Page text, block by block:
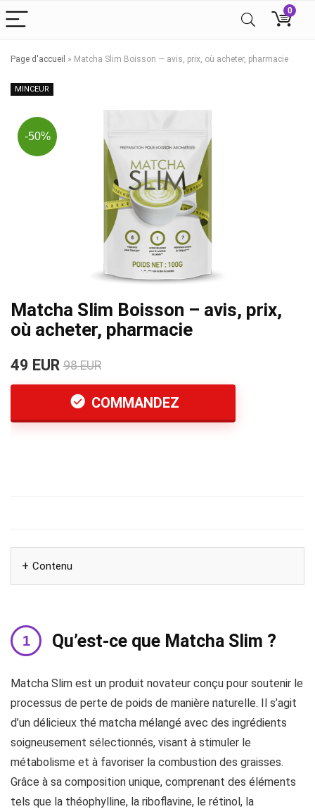
0
Page d'accueil » Matcha Slim Boisson — avis, prix, où acheter, pharmacie
MINCEUR
-50%
Matcha Slim Boisson – avis, prix,
où acheter, pharmacie
49 EUR 98 EUR
COMMANDEZ
Contenu
Qu’est-ce que Matcha Slim ?
Matcha Slim est un produit novateur conçu pour soutenir le
processus de perte de poids de manière naturelle. Il s’agit
d’un délicieux thé matcha mélangé avec des ingrédients
soigneusement sélectionnés, visant à stimuler le
métabolisme et à favoriser la combustion des graisses.
Grâce à sa composition unique, comprenant des éléments
tels que la théophylline, la riboflavine, le rétinol, la